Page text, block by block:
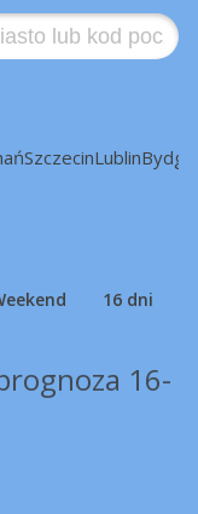
SzczecinLublin
16 dni
16-